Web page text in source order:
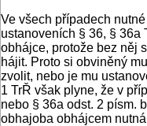
Ve všech případech
ustanoveních § 36, § 36a
obhájce, protože bez něj
hájit. Proto si obviněný
zvolit, nebo je mu
1 TrŘ však plyne, že v
nebo § 36a odst. 2 písm.
obhajoba obhájcem